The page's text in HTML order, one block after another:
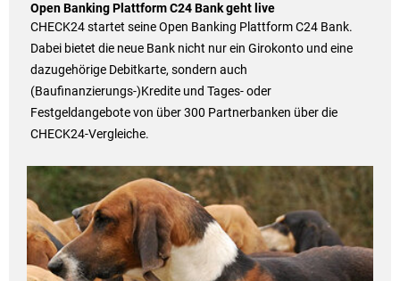
Open Banking Plattform C24 Bank geht live
CHECK24 startet seine Open Banking Plattform C24 Bank.
Dabei bietet die neue Bank nicht nur ein Girokonto und eine
dazugehörige Debitkarte, sondern auch
(Baufinanzierungs-)Kredite und Tages- oder
Festgeldangebote von über 300 Partnerbanken über die
CHECK24-Vergleiche.